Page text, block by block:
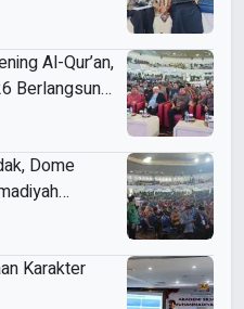
Al-Qur’an,
Berlangsung
Dome
Karakter